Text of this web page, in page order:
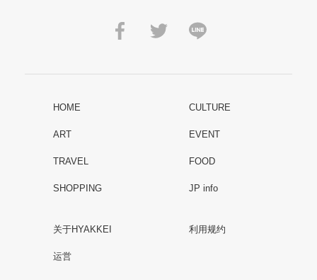
HOME CULTURE
ART EVENT
TRAVEL FOOD
SHOPPING JP info
关于HYAKKEI 利用规约
运営